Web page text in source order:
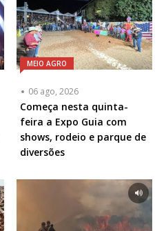
MEIO AGRO
06 ago, 2026
Começa nesta quinta-
feira a Expo Guia com
shows, rodeio e parque de
diversões